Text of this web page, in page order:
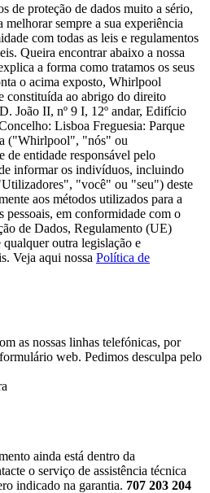
de proteção de dados muito a sério,
melhorar sempre a sua experiência
com todas as leis e regulamentos
Queira encontrar abaixo a nossa
a forma como tratamos os seus
o acima exposto, Whirlpool
constituída ao abrigo do direito
João II, nº 9 I, 12º andar, Edifício
Lisboa Freguesia: Parque
("Whirlpool", "nós" ou
de entidade responsável pelo
informar os indivíduos, incluindo
"você" ou "seu") deste
aos métodos utilizados para a
pessoais, em conformidade com o
de Dados, Regulamento (UE)
outra legislação e
Veja aqui nossa Política de
as nossas linhas telefónicas, por
web. Pedimos desculpa pelo
ainda está dentro da
o serviço de assistência técnica
indicado na garantia. 707 203 204